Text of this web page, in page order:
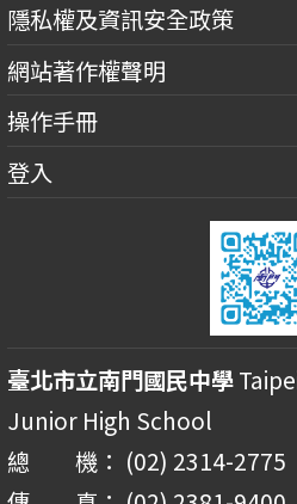
隱私權及資訊安全政策
網站著作權聲明
操作手冊
登入
臺北市立南門國民中學
Junior High School
總 機： (02) 2314-2775